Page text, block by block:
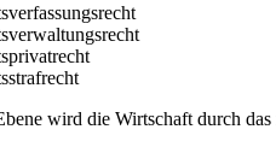
wird die Wirtschaft durch das